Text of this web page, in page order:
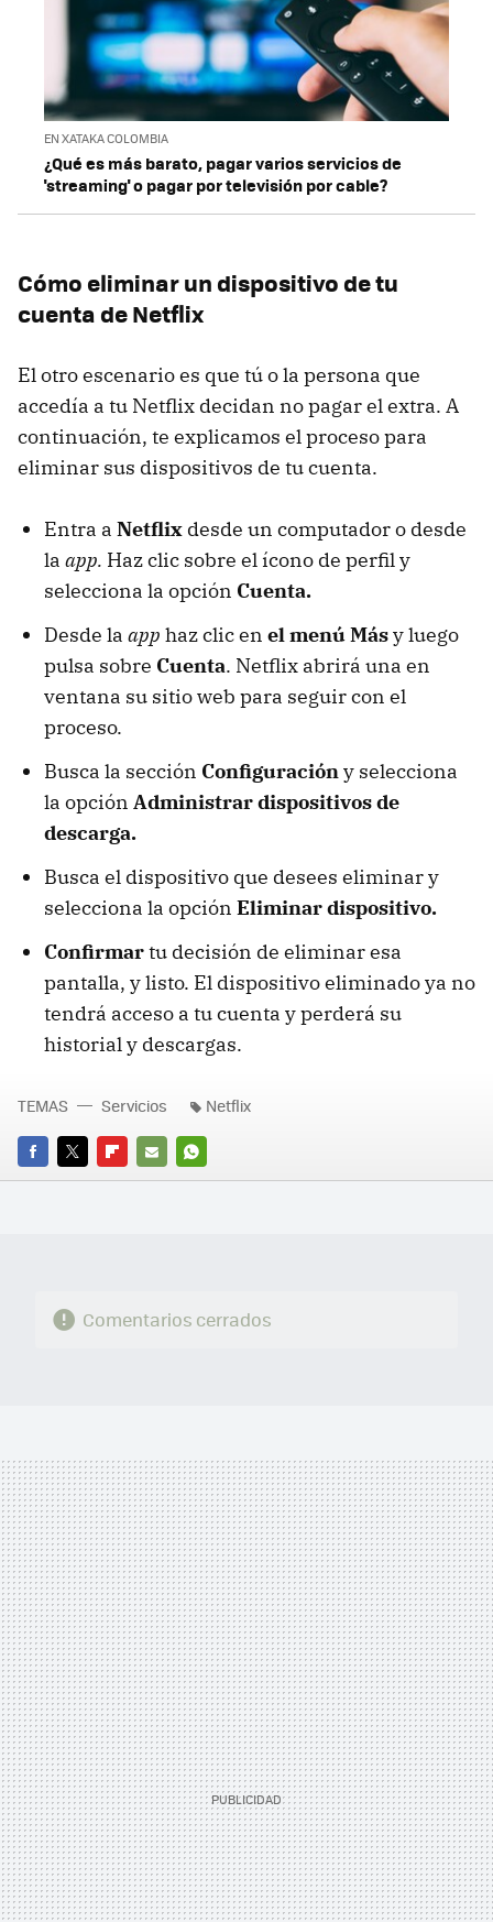
EN XATAKA COLOMBIA
¿Qué es más barato, pagar varios servicios de
'streaming' o pagar por televisión por cable?
Cómo eliminar un dispositivo de tu
cuenta de Netflix
El otro escenario es que tú o la persona que
accedía a tu Netflix decidan no pagar el extra. A
continuación, te explicamos el proceso para
eliminar sus dispositivos de tu cuenta.
Entra a Netflix desde un computador o desde
la app. Haz clic sobre el ícono de perfil y
selecciona la opción Cuenta.
Desde la app haz clic en el menú Másy luego
pulsa sobre Cuenta. Netflix abrirá una en
ventana su sitio web para seguir con el
proceso.
Busca la sección Configuracióny selecciona
la opción Administrar dispositivos de
descarga.
Busca el dispositivo que desees eliminar y
selecciona la opción Eliminar dispositivo.
Confirmartu decisión de eliminar esa
pantalla, y listo. El dispositivo eliminado ya no
tendrá acceso a tu cuenta y perderá su
historial y descargas.
FACEBOOK
TWITTERFLIPBOARD
E-
WHATSAPP
TEMAS Servicios Netflix
Comentarios cerrados